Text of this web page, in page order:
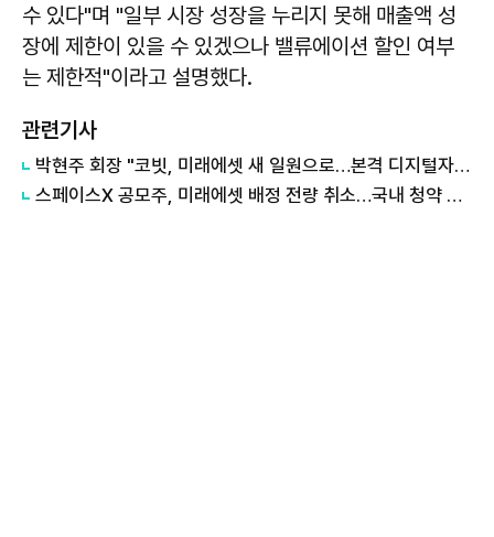
수 있다"며 "일부 시장 성장을 누리지 못해 매출액 성
장에 제한이 있을 수 있겠으나 밸류에이션 할인 여부
는 제한적"이라고 설명했다.
관련기사
박현주 회장 "코빗, 미래에셋 새 일원으로…본격 디지털자산 사업 확대"
스페이스X 공모주, 미래에셋 배정 전량 취소…국내 청약 무산